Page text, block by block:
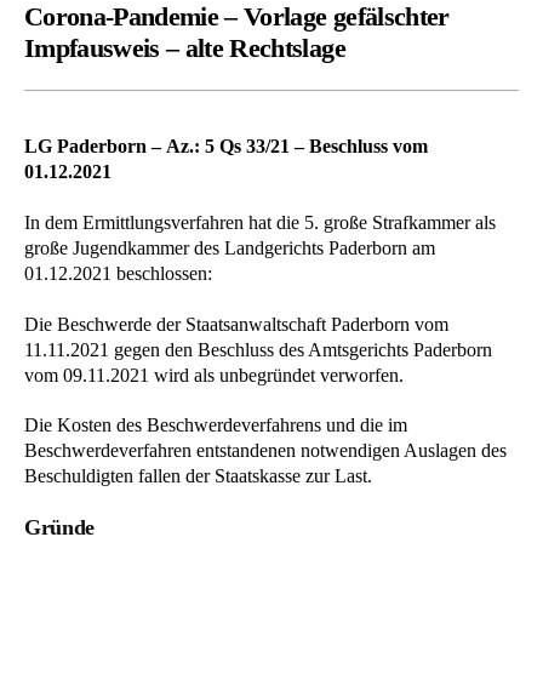
Corona-Pandemie – Vorlage gefälschter
Impfausweis – alte Rechtslage
LG Paderborn – Az.: 5 Qs 33/21 – Beschluss vom
01.12.2021
In dem Ermittlungsverfahren hat die 5. große Strafkammer als
große Jugendkammer des Landgerichts Paderborn am
01.12.2021 beschlossen:
Die Beschwerde der Staatsanwaltschaft Paderborn vom
11.11.2021 gegen den Beschluss des Amtsgerichts Paderborn
vom 09.11.2021 wird als unbegründet verworfen.
Die Kosten des Beschwerdeverfahrens und die im
Beschwerdeverfahren entstandenen notwendigen Auslagen des
Beschuldigten fallen der Staatskasse zur Last.
Gründe